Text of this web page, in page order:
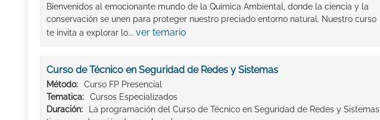
Bienvenidos al emocionante mundo de la Química Ambiental, donde la ciencia y la
conservación se unen para proteger nuestro preciado entorno natural. Nuestro curso
te invita a explorar lo... ver temario
Curso de Técnico en Seguridad de Redes y Sistemas
Método:
Curso FP Presencial
Tematica:
Cursos Especializados
Duración:
La programación del Curso de Técnico en Seguridad de Redes y Sistemas